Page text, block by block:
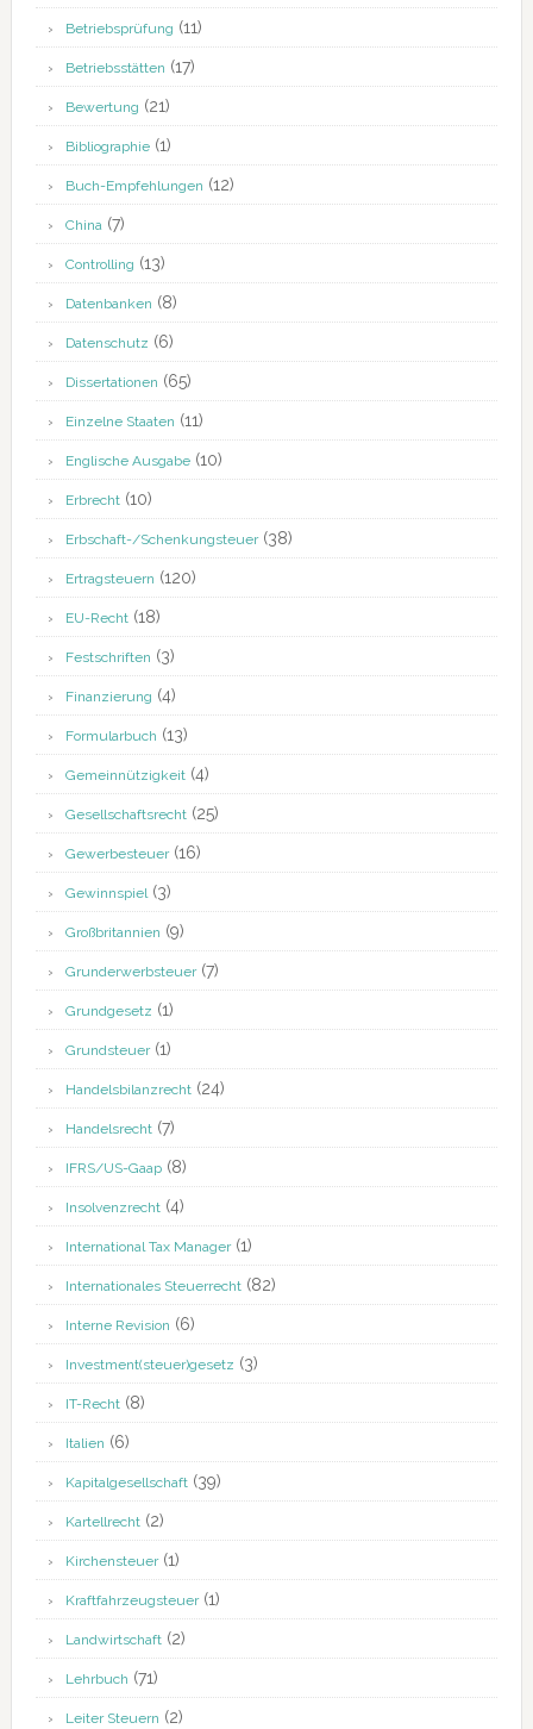
Betriebsprüfung (11)
Betriebsstätten (17)
Bewertung (21)
Bibliographie(1)
Buch-Empfehlungen (12)
China(7)
Controlling (13)
Datenbanken (8)
Datenschutz (6)
Dissertationen (65)
Einzelne Staaten (11)
Englische Ausgabe(10)
Erbrecht(10)
Erbschaft-/Schenkungsteuer(38)
Ertragsteuern (120)
EU-Recht(18)
Festschriften (3)
Finanzierung (4)
Formularbuch (13)
Gemeinnützigkeit(4)
Gesellschaftsrecht(25)
Gewerbesteuer(16)
Gewinnspiel(3)
Großbritannien (9)
Grunderwerbsteuer(7)
Grundgesetz (1)
Grundsteuer(1)
Handelsbilanzrecht(24)
Handelsrecht(7)
IFRS/US-Gaap(8)
Insolvenzrecht(4)
International Tax Manager(1)
Internationales Steuerrecht(82)
Interne Revision (6)
Investment(steuer)gesetz (3)
IT-Recht(8)
Italien (6)
Kapitalgesellschaft(39)
Kartellrecht(2)
Kirchensteuer(1)
Kraftfahrzeugsteuer(1)
Landwirtschaft(2)
Lehrbuch (71)
Leiter Steuern (2)